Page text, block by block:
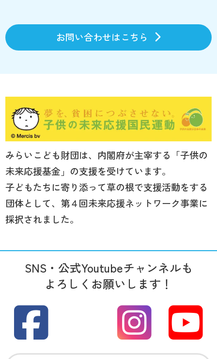
お問い合わせはこちら
みらいこども財団は、内閣府が主宰する「子供の
未来応援基金」の支援を受けています。
子どもたちに寄り添って草の根で支援活動をする
団体として、第４回未来応援ネットワーク事業に
採択されました。
SNS・公式Youtubeチャンネルも
よろしくお願いします！